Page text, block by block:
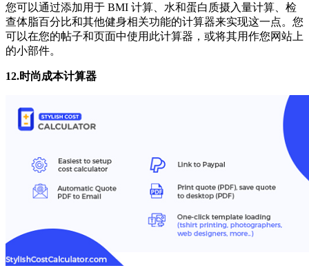
您可以通过添加用于 BMI 计算、水和蛋白质摄入量计算、检
查体脂百分比和其他健身相关功能的计算器来实现这一点。您
可以在您的帖子和页面中使用此计算器，或将其用作您网站上
的小部件。
12.时尚成本计算器